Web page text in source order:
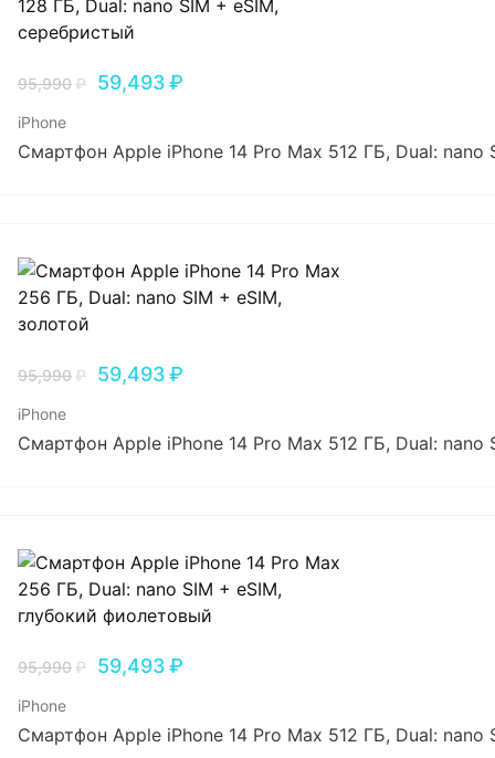
95,990₽ 59,493₽
iPhone
Смартфон Apple iPhone 14 Pro Max 512 ГБ, Dual: nano
95,990₽ 59,493₽
iPhone
Смартфон Apple iPhone 14 Pro Max 512 ГБ, Dual: nano
95,990₽ 59,493₽
iPhone
Смартфон Apple iPhone 14 Pro Max 512 ГБ, Dual: nano